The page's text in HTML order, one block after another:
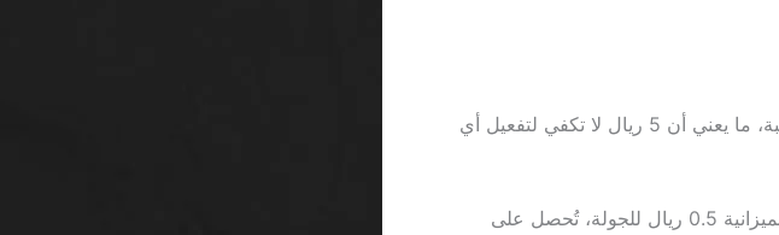
الحد الأدنى للرهان في بعض المواقع هو 0.2 ريال للعبة، ما يعني أن 5 ريال لا تكفي لتفعيل أي
وبالمقابل، إذا لعبت 3 جولات من سلوت Starburst بميزانية 0.5 ريال للجولة، تُحصل على